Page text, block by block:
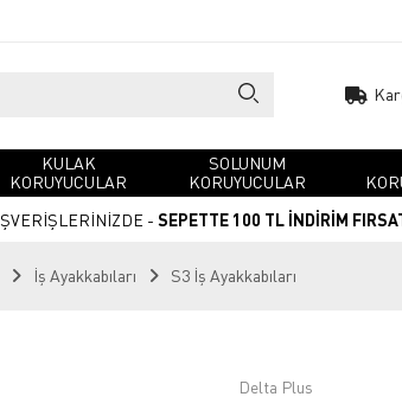
KULAK
KORUYUCULAR
SOLUNUM
KORUYUCULAR
- SEPETTE 100 TL İNDİRİM
İş Ayakkabıları S3 İş Ayakkabıları
Delta Plus